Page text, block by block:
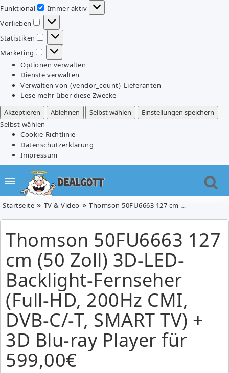
Funktional
Funktional
Immer aktiv
Vorlieben
Vorlieben
Statistiken
Statistiken
Marketing
Marketing
Optionen verwalten
Dienste verwalten
Verwalten von {vendor_count}-Lieferanten
Lese mehr über diese Zwecke
Akzeptieren
Ablehnen Selbst wählen
Einstellungen speichern
Selbst wählen
Cookie-Richtlinie
Datenschutzerklärung
Impressum
Startseite TV & Video Thomson 50FU6663 127 cm (50 Zoll) 3D-LED-Backlight-Fernseher (Full-HD, 200Hz CMI, DVB-C/-T, SMART TV) + 3D Blu-ray Player für 599,00€
Thomson 50FU6663 127
cm (50 Zoll) 3D-LED-
Backlight-Fernseher
(Full-HD, 200Hz CMI,
DVB-C/-T, SMART TV) +
3D Blu-ray Player für
599,00€